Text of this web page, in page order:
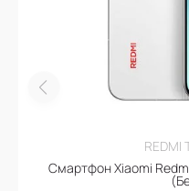
REDMI
Смартфон Xiaomi